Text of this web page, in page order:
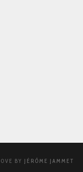
BY JÉRÔME JAMMET